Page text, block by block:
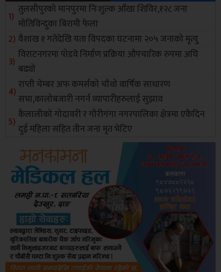
तुलसीपुरको मानपुरमा निःशुल्क आँखा शिविर,१२८ जना
मोतिविन्दुका बिरामी फेला
वैशाख १ गतेदेखि यता विपदका घटनामा २०५ जनाको मृत्यु
विराटनगरमा पोडवे निर्माण प्रक्रिया औपचारिक रुपमा अघि
बढ्यो
राप्ती चेम्बर अफ कमर्सको चाैथो वार्षिक साधारण
सभा,कालोबजारी नगर्न व्यापारीहरुलाई सुझाव
कैलालीको गोदावरी र गौरीगंगा नगरपालिका क्षेत्रमा एकैदिन
दुई महिला सहित तीन जना मृत भेटिए